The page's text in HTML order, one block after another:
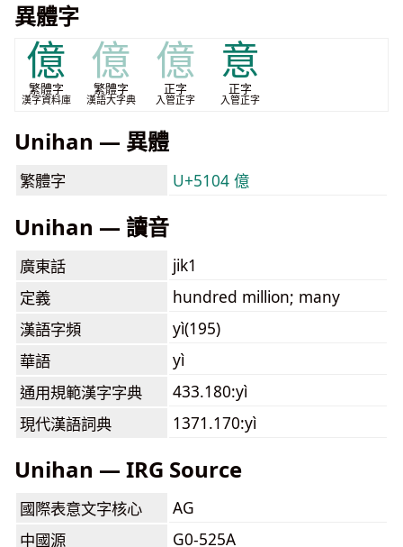
異體字
億
繁體字
漢字資料庫
億
繁體字
漢語大字典
億
正字
入管正字
意
正字
入管正字
Unihan — 異體
繁體字 U+5104 億
Unihan — 讀音
廣東話
jik1
定義
hundred million; many
漢語字頻
yì(195)
華語
yì
通用規範漢字字典
433.180:yì
現代漢語詞典
1371.170:yì
Unihan — IRG Source
國際表意文字核心
AG
中國源
G0-525A